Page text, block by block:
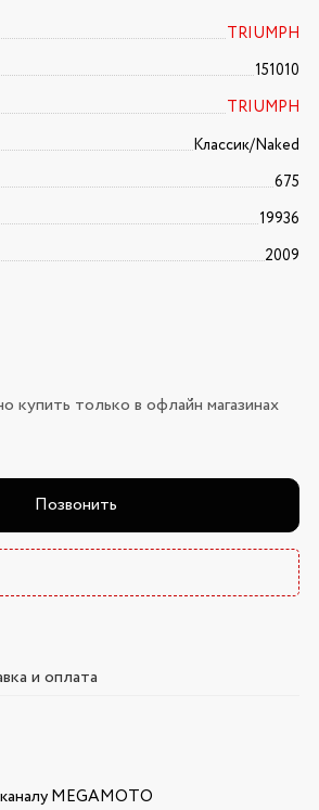
TRIUMPH
151010
TRIUMPH
Классик/Naked
675
19936
2009
купить только в офлайн магазинах
Позвонить
и оплата
MEGAMOTO